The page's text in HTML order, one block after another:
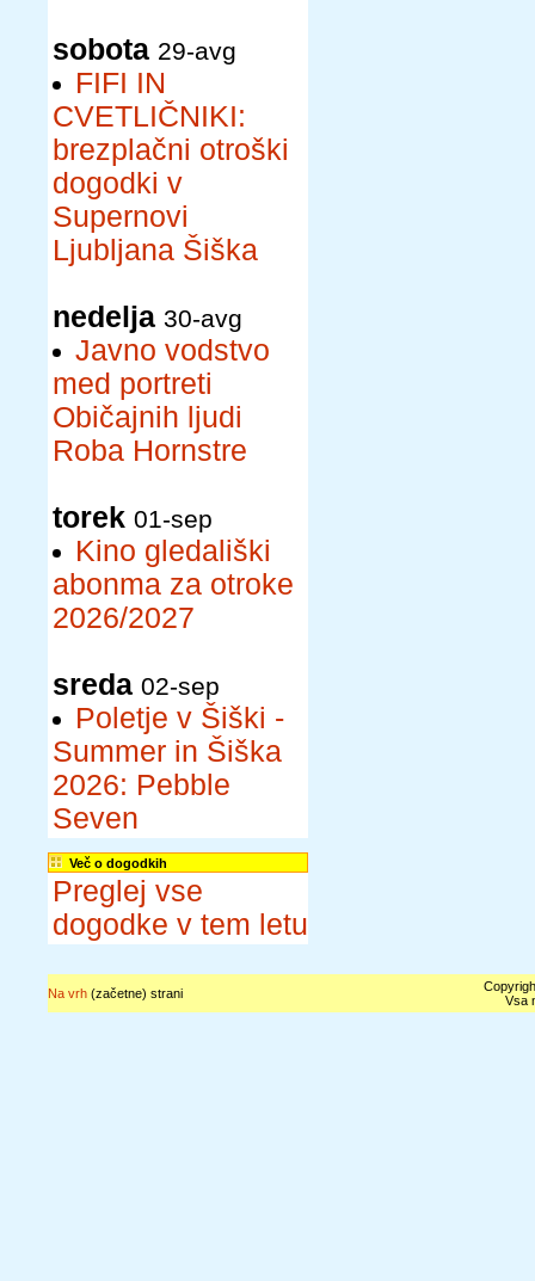
sobota 29-avg
FIFI IN
CVETLIČNIKI:
brezplačni otroški
dogodki v
Supernovi
Ljubljana Šiška
nedelja 30-avg
Javno vodstvo
med portreti
Običajnih ljudi
Roba Hornstre
torek 01-sep
Kino gledališki
abonma za otroke
2026/2027
sreda 02-sep
Poletje v Šiški -
Summer in Šiška
2026: Pebble
Seven
Več o dogodkih
Preglej vse
dogodke v tem letu
Na vrh(začetne) strani
Vsa